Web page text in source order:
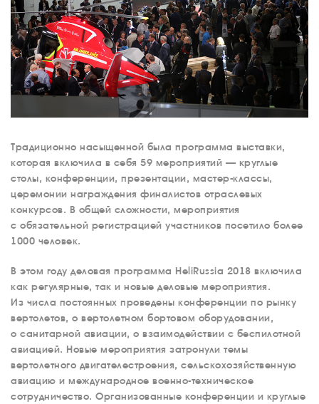
Традиционно насыщенной была программа выставки,
которая включила в себя 59 мероприятий — круглые
столы, конференции, презентации, мастер-классы,
церемонии награждения финалистов отраслевых
конкурсов. В общей сложности, мероприятия
с обязательной регистрацией участников посетило более
1000 человек.
В этом году деловая программа HeliRussia 2018 включила
как регулярные, так и новые деловые мероприятия.
Из числа постоянных проведены конференции по рынку
вертолетов, о вертолетном бортовом оборудовании,
о санитарной авиации, о взаимодействии с беспилотной
авиацией. Новые мероприятия затронули темы
вертолетного двигателестроения, сельскохозяйственную
авиацию и международное военно-техническое
сотрудничество. Организованные конференции и круглые